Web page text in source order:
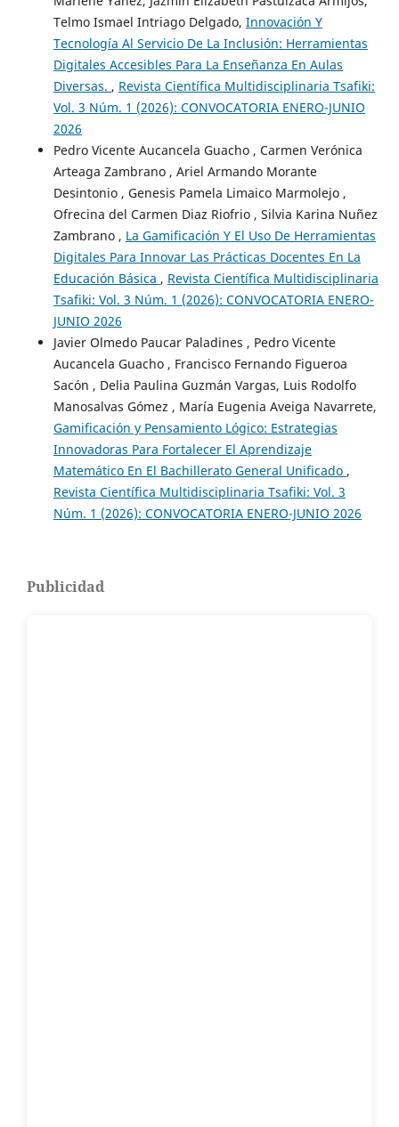
Telmo Ismael Intriago Delgado, Innovación Y
Tecnología Al Servicio De La Inclusión: Herramientas
Digitales Accesibles Para La Enseñanza En Aulas
Diversas. , Revista Científica Multidisciplinaria Tsafiki:
Vol. 3 Núm. 1 (2026): CONVOCATORIA ENERO-JUNIO
2026
Pedro Vicente Aucancela Guacho , Carmen Verónica
Arteaga Zambrano , Ariel Armando Morante
Desintonio , Genesis Pamela Limaico Marmolejo ,
Ofrecina del Carmen Diaz Riofrio , Silvia Karina Nuñez
Zambrano , La Gamificación Y El Uso De Herramientas
Digitales Para Innovar Las Prácticas Docentes En La
Educación Básica , Revista Científica Multidisciplinaria
Tsafiki: Vol. 3 Núm. 1 (2026): CONVOCATORIA ENERO-
JUNIO 2026
Javier Olmedo Paucar Paladines , Pedro Vicente
Aucancela Guacho , Francisco Fernando Figueroa
Sacón , Delia Paulina Guzmán Vargas, Luis Rodolfo
Manosalvas Gómez , María Eugenia Aveiga Navarrete,
Gamificación y Pensamiento Lógico: Estrategias
Innovadoras Para Fortalecer El Aprendizaje
Matemático En El Bachillerato General Unificado ,
Revista Científica Multidisciplinaria Tsafiki: Vol. 3
Núm. 1 (2026): CONVOCATORIA ENERO-JUNIO 2026
Publicidad